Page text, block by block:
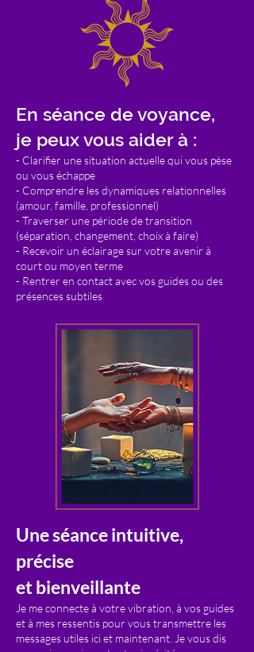
En séance de voyance,
je peux vous aider à :
- Clarifier une situation actuelle qui vous pèse
ou vous échappe
- Comprendre les dynamiques relationnelles
(amour, famille, professionnel)
- Traverser une période de transition
(séparation, changement, choix à faire)
- Recevoir un éclairage sur votre avenir à
court ou moyen terme
- Rentrer en contact avec vos guides ou des
présences subtiles
Une séance intuitive,
précise
et bienveillante
Je me connecte à votre vibration, à vos guides
et à mes ressentis pour vous transmettre les
messages utiles ici et maintenant. Je vous dis